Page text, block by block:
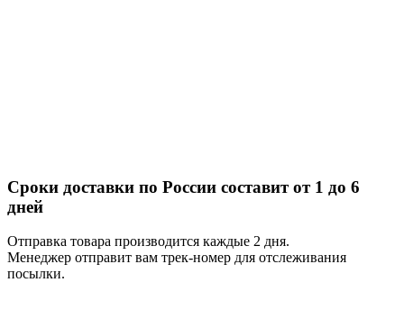
Сроки доставки по России составит от 1 до 6
дней
Отправка товара производится каждые 2 дня.
Менеджер отправит вам трек-номер для отслеживания
посылки.